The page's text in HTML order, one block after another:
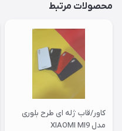
محصولات مرتبط
کاور/قاب ژله ای طرح بلوری
مدل XIAOMI MI9